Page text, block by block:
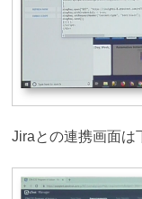
Jiraとの連携画面は